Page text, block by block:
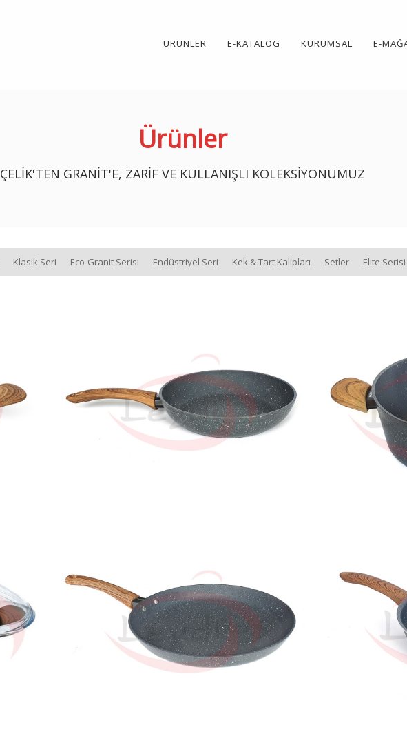
ÜRÜNLER E-KATALOG KURUMSAL E-
Ürünler
ÇELIK'TEN GRANIT'E, ZARIF VE KULLANIŞLI KOLEKSIYONUMUZ
Klasik Seri Eco-Granit Serisi Endüstriyel Seri Kek & Tart Kalıpları Setler Elite Serisi